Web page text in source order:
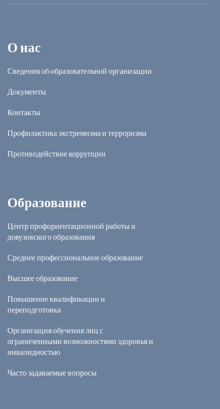
О нас
Сведения об образовательной организации
Документы
Контакты
Профилактика экстремизма и терроризма
Противодействие коррупции
Образование
Центр профориентационной работы и
довузовского образования
Среднее профессиональное образование
Высшее образование
Повышение квалификации и
переподготовка
Организация обучения лиц с
ограниченными возможностями здоровья и
инвалидностью
Часто задаваемые вопросы